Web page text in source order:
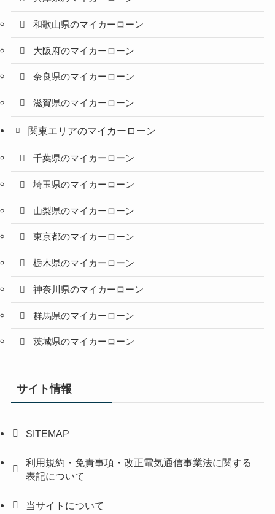
和歌山県のマイカーローン
大阪府のマイカーローン
奈良県のマイカーローン
滋賀県のマイカーローン
関東エリアのマイカーローン
千葉県のマイカーローン
埼玉県のマイカーローン
山梨県のマイカーローン
東京都のマイカーローン
栃木県のマイカーローン
神奈川県のマイカーローン
群馬県のマイカーローン
茨城県のマイカーローン
サイト情報
SITEMAP
利用規約・免責事項・改正電気通信事業法に関する
表記について
当サイトについて